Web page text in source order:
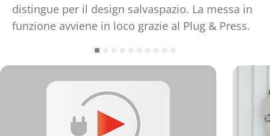
distingue per il design salvaspazio. La messa in
funzione avviene in loco grazie al Plug & Press.